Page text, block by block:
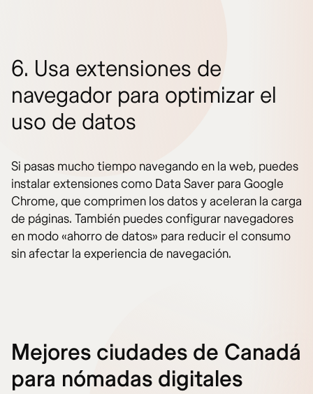
6. Usa extensiones de
navegador para optimizar el
uso de datos
Si pasas mucho tiempo navegando en la web, puedes
instalar extensiones como Data Saver para Google
Chrome, que comprimen los datos y aceleran la carga
de páginas. También puedes configurar navegadores
en modo «ahorro de datos» para reducir el consumo
sin afectar la experiencia de navegación.
Mejores ciudades de Canadá
para nómadas digitales